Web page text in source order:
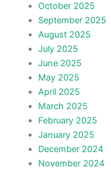
October 2025
September 2025
August 2025
July 2025
June 2025
May 2025
April 2025
March 2025
February 2025
January 2025
December 2024
November 2024